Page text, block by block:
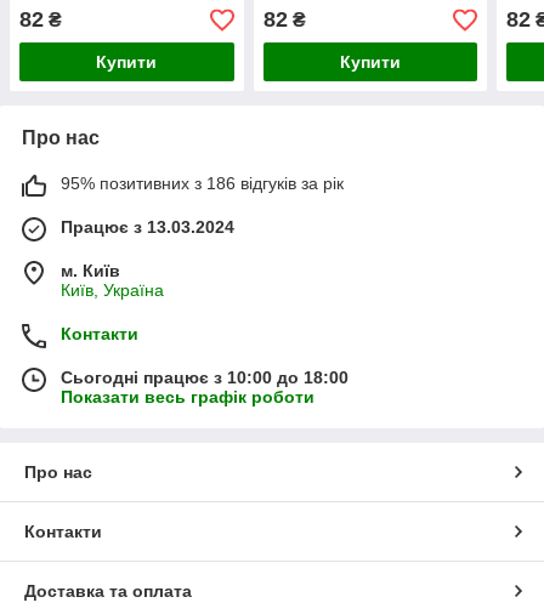
82 ₴
Купити
82₴
Купити
82
Про нас
95% позитивних з 186 відгуків за рік
Працює з 13.03.2024
м. Київ
Київ, Україна
Контакти
Сьогодні працює з 10:00 до 18:00
Показати весь графік роботи
Про нас
Контакти
Доставка та оплата